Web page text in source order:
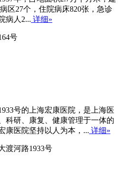
区27个，住院病床820张，急诊
病人2... 详细»
号
号的上海宏康医院，是上海医
科研、康复、健康管理于一体的
康医院坚持以人为本，... 详细»
渡河路1933号